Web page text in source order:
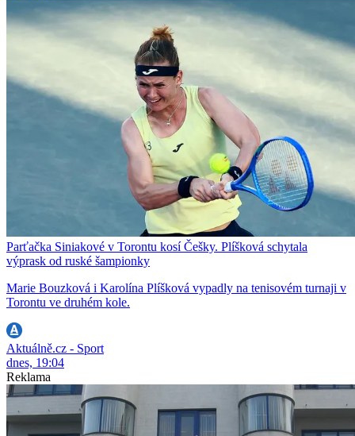
Parťačka Siniakové v Torontu kosí Češky. Plíšková schytala
výprask od ruské šampionky
Marie Bouzková i Karolína Plíšková vypadly na tenisovém turnaji v
Torontu ve druhém kole.
Aktuálně.cz - Sport
dnes, 19:04
Reklama